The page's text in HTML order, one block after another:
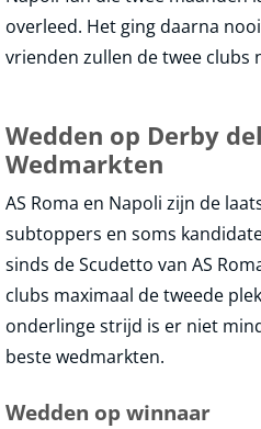
overleed. Het ging daarna
vrienden zullen de twee clubs
Wedden op Derby
Wedmarkten
AS Roma en Napoli zijn de
subtoppers en soms
sinds de Scudetto van AS
clubs maximaal de tweede
onderlinge strijd is er niet
beste wedmarkten.
Wedden op winnaar